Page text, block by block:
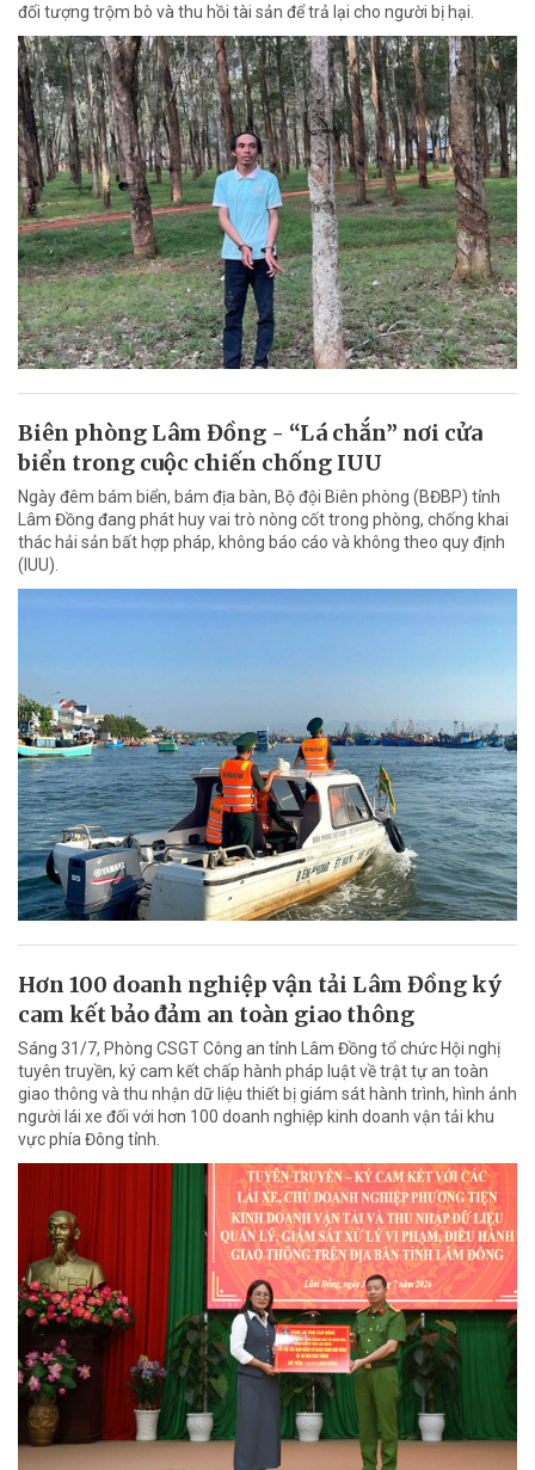
đối tượng trộm bò và thu hồi tài sản để trả lại cho người bị hại.
Biên phòng Lâm Đồng - “Lá chắn” nơi cửa
biển trong cuộc chiến chống IUU
Ngày đêm bám biển, bám địa bàn, Bộ đội Biên phòng (BĐBP) tỉnh
Lâm Đồng đang phát huy vai trò nòng cốt trong phòng, chống khai
thác hải sản bất hợp pháp, không báo cáo và không theo quy định
(IUU).
Hơn 100 doanh nghiệp vận tải Lâm Đồng ký
cam kết bảo đảm an toàn giao thông
Sáng 31/7, Phòng CSGT Công an tỉnh Lâm Đồng tổ chức Hội nghị
tuyên truyền, ký cam kết chấp hành pháp luật về trật tự an toàn
giao thông và thu nhận dữ liệu thiết bị giám sát hành trình, hình ảnh
người lái xe đối với hơn 100 doanh nghiệp kinh doanh vận tải khu
vực phía Đông tỉnh.